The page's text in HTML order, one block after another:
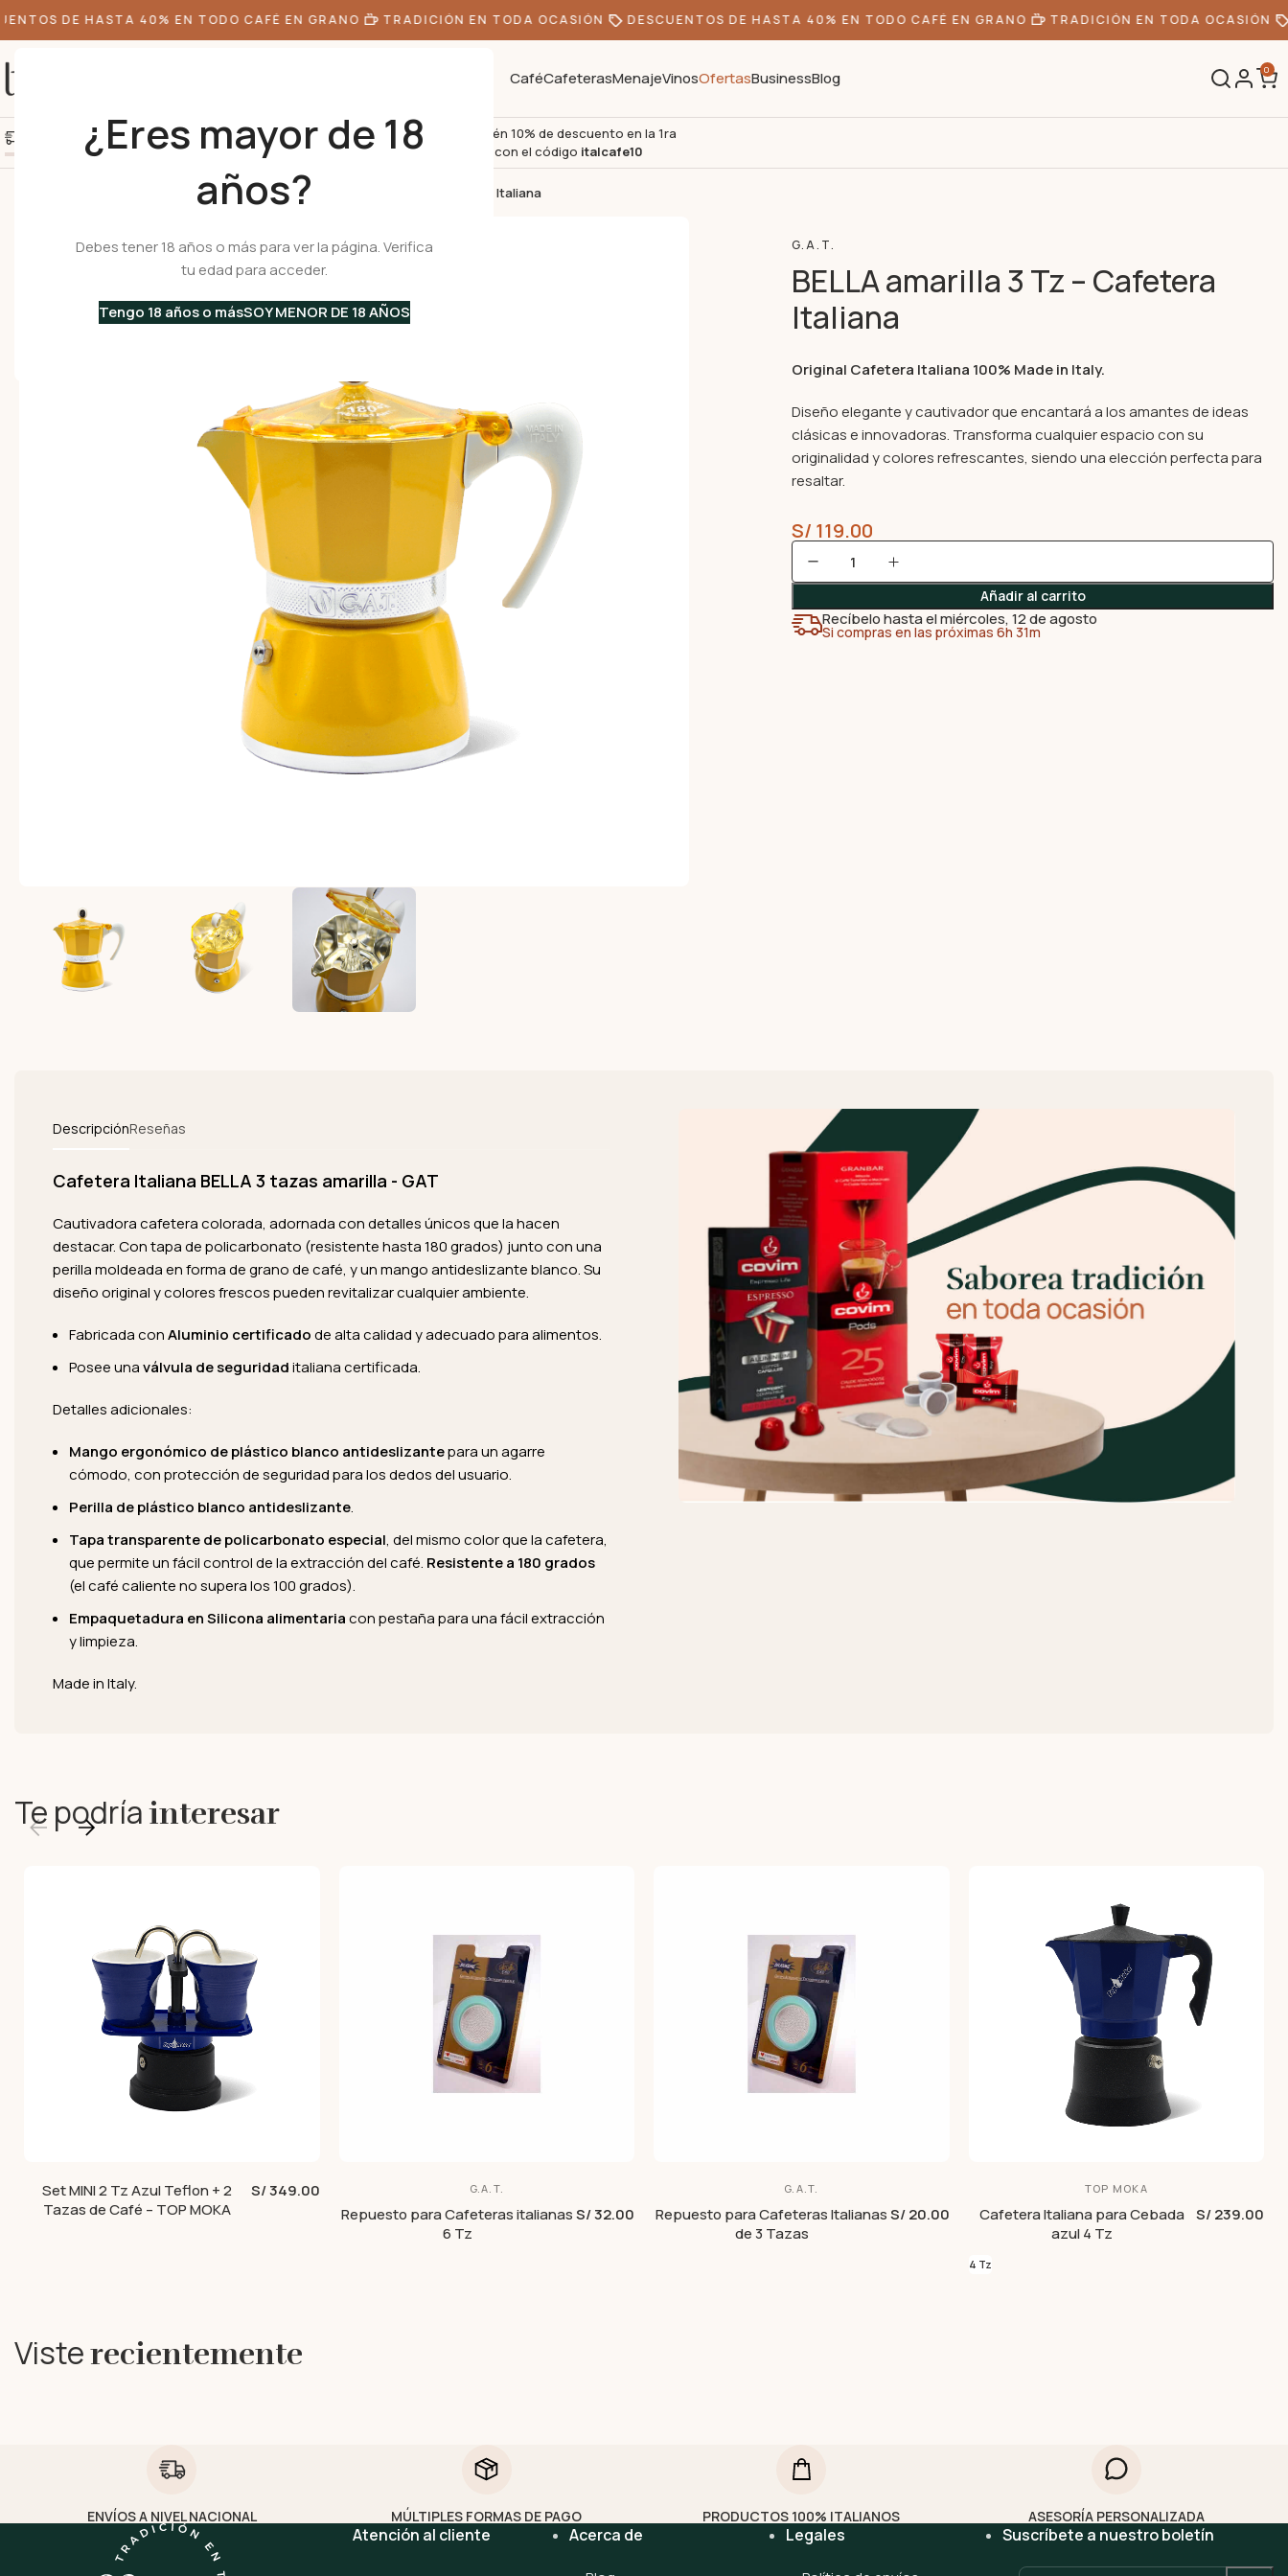
¿Eres mayor de 18
años?
Debes tener 18 años o más para ver la página. Verifica
tu edad para acceder.
Tengo 18 años o másSOY MENOR DE 18 AÑOS
DE HASTA 40% EN TODO CAFÉ EN GRANO TRADICIÓN EN TODA OCASIÓN DESCUENTOS DE HASTA 40% EN TODO CAFÉ EN GRANO TRADICIÓN EN TODA OCASIÓN
CaféCafeterasMenajeVinosOfertasBusinessBlog 0
Agrega S/300.00 más y obtén envío gratis +10k de clientes felices
Obtén 10% de descuento en la 1ra
compra con el código italcafe10
Cafeteras Italianas •Aluminio•BELLA amarilla 3 Tz – Cafetera Italiana
G.A.T.
BELLA amarilla 3 Tz – Cafetera
Italiana
Original Cafetera Italiana 100% Made in Italy.
Diseño elegante y cautivador que encantará a los amantes de ideas
clásicas e innovadoras. Transforma cualquier espacio con su
originalidad y colores refrescantes, siendo una elección perfecta para
resaltar.
S/ 119.00
Añadir al carrito
Recíbelo hasta el miércoles, 12 de agosto
Si compras en las próximas 6h 31m
DescripciónReseñas
Cafetera Italiana BELLA 3 tazas amarilla - GAT
Cautivadora cafetera colorada, adornada con detalles únicos que la hacen
destacar. Con tapa de policarbonato (resistente hasta 180 grados) junto con una
perilla moldeada en forma de grano de café, y un mango antideslizante blanco. Su
diseño original y colores frescos pueden revitalizar cualquier ambiente.
Fabricada conAluminio certificadode alta calidad y adecuado para alimentos.
Posee unaválvula de seguridaditaliana certificada.
Detalles adicionales:
Mango ergonómico de plástico blanco antideslizantepara un agarre
cómodo, con protección de seguridad para los dedos del usuario.
Perilla de plástico blanco antideslizante.
Tapa transparente de policarbonato especial, del mismo color que la cafetera,
que permite un fácil control de la extracción del café. Resistente a 180 grados
(el café caliente no supera los 100 grados).
Empaquetadura en Silicona alimentariacon pestaña para una fácil extracción
y limpieza.
Made in Italy.
Te podríainteresar
Set MINI 2 Tz Azul Teflon + 2
Tazas de Café – TOP MOKA
S/ 349.00 G.A.T.
Repuesto para Cafeteras italianas
6 Tz
S/ 32.00
G.A.T.
Repuesto para Cafeteras Italianas
de 3 Tazas
S/ 20.00
TOP MOKA
Cafetera Italiana para Cebada
azul 4 Tz
S/ 239.00
4 Tz
Visterecientemente
ENVÍOS A NIVEL NACIONAL MÚLTIPLES FORMAS DE PAGO PRODUCTOS 100% ITALIANOS ASESORÍA PERSONALIZADA
Atención al cliente Acerca de Legales Suscríbete a nuestro boletín